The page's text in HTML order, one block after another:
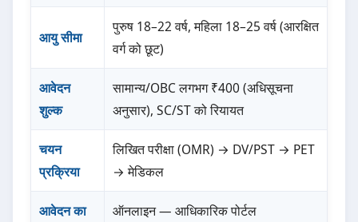
आयु सीमा
पुरुष 18–22 वर्ष, महिला 18–25 वर्ष (आरक्षित
वर्ग को छूट)
आवेदन
शुल्क
सामान्य/OBC लगभग ₹400 (अधिसूचना
अनुसार), SC/ST को रियायत
चयन
प्रक्रिया
लिखित परीक्षा (OMR) → DV/PST → PET
→ मेडिकल
आवेदन का
ऑनलाइन — आधिकारिक पोर्टल